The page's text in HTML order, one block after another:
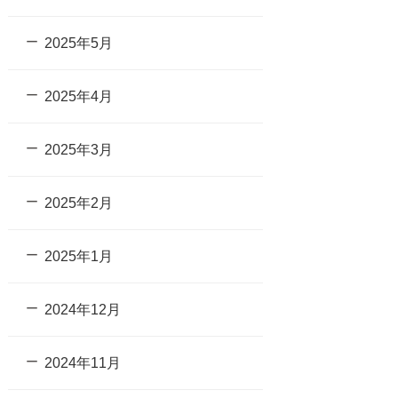
2025年5月
2025年4月
2025年3月
2025年2月
2025年1月
2024年12月
2024年11月